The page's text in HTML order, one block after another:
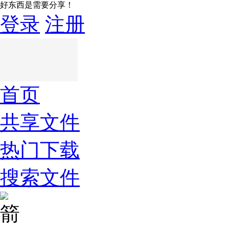
好东西是需要分享！
登录 注册
首页
共享文件
热门下载
搜索文件